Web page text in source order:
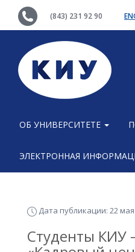
(843) 231 92 90
ОБ УНИВЕРСИТЕТЕ
ЭЛЕКТРОННАЯ
Дата публикации: 22
Студенты КИУ